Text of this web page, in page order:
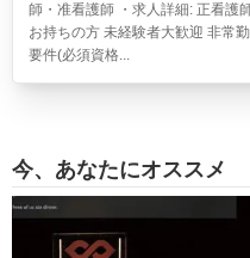
師・准看護師 ・求人詳細: 正看護
お持ちの方 未経験者大歓迎 非常
要件(必須資格...
今、あなたにオススメ